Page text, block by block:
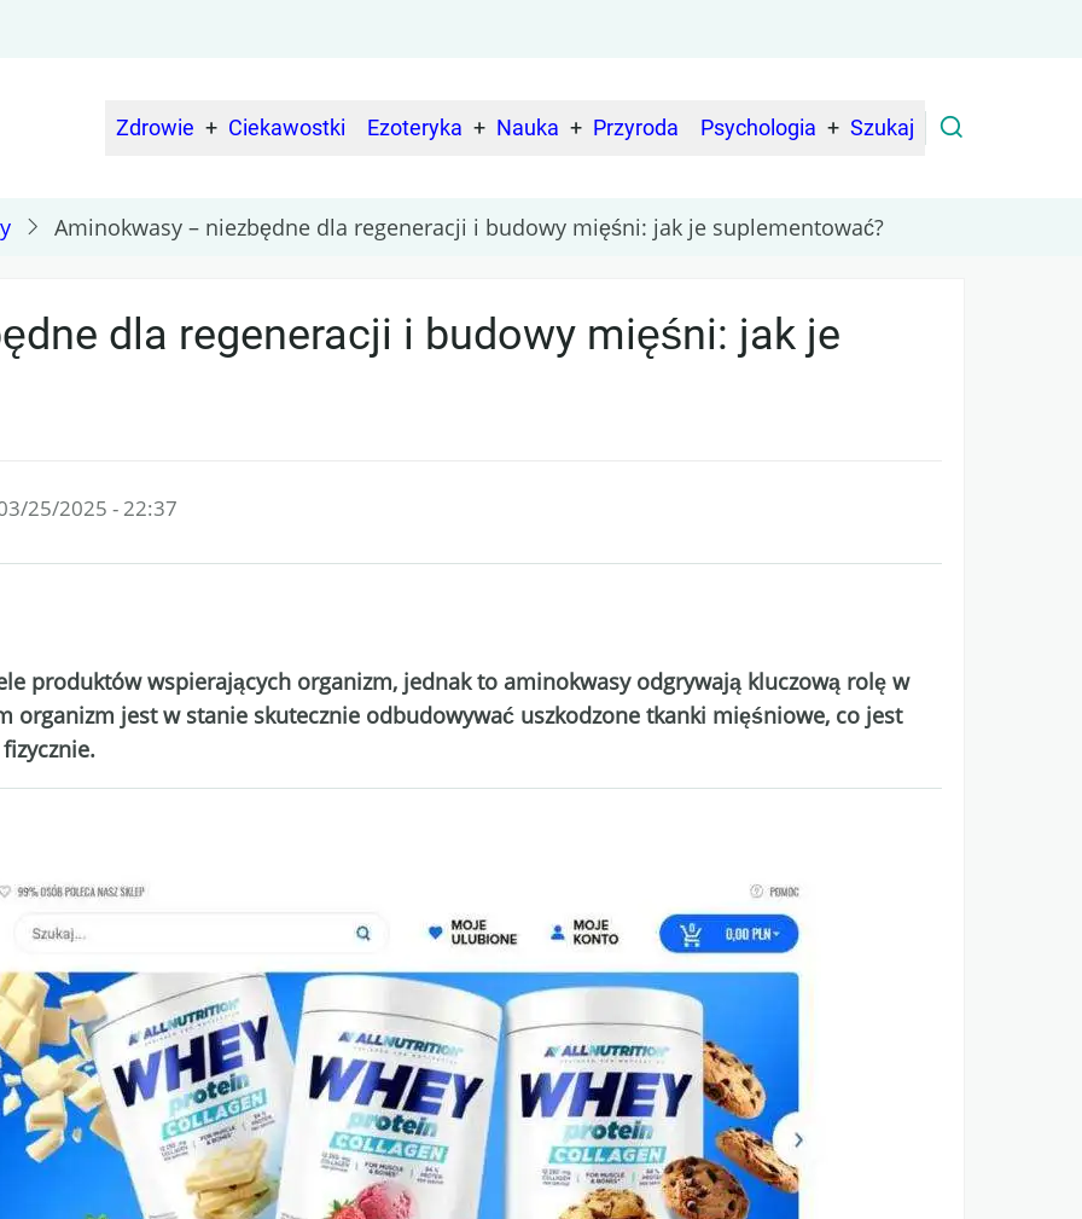
navigation
Zdrowie Ciekawostki Ezoteryka Nauka Przyroda Psychologia Szukaj
Aminokwasy – niezbędne dla regeneracji i budowy mięśni: jak je suplementować?
dla regeneracji i budowy mięśni: jak je
25/2025 - 22:37
produktów wspierających organizm, jednak to aminokwasy odgrywają kluczową rolę w
organizm jest w stanie skutecznie odbudowywać uszkodzone tkanki mięśniowe, co jest